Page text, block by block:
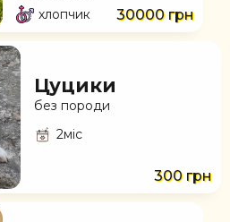
хлопчик
30000 грн
Цуцики
без породи
2міс
300 грн